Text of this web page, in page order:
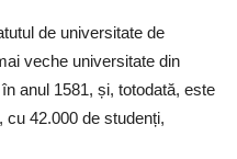
de universitate de
veche universitate din
anul 1581, și, totodată, este
42.000 de studenți,